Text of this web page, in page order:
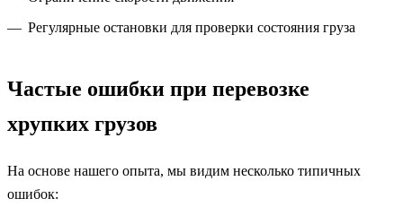
Регулярные остановки для проверки состояния груза
Частые ошибки при перевозке
хрупких грузов
На основе нашего опыта, мы видим несколько типичных
ошибок: